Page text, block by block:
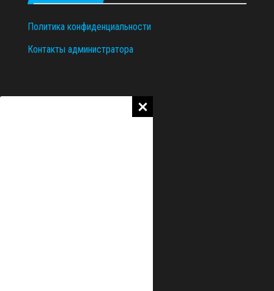
Политика конфиденциальности
Контакты администратора